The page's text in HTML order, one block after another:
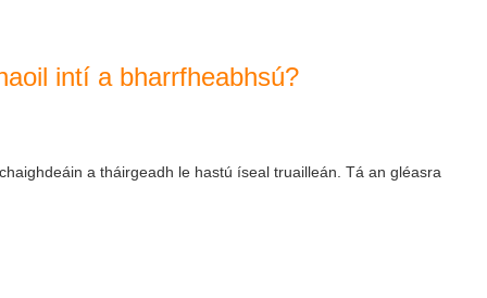
​​intí a bharrfheabhsú?
a tháirgeadh le hastú íseal truailleán. Tá an gléasra